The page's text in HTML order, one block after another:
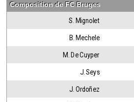
Composition de FC Bruges
S. Mignolet
B. Mechele
M. De Cuyper
J. Seys
J. Ordoñez